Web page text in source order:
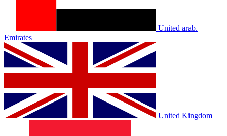
United arab.
Emirates
United Kingdom